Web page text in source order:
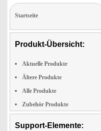
Startseite
Produkt-Übersicht:
Aktuelle Produkte
Ältere Produkte
Alle Produkte
Zubehör Produkte
Support-Elemente: